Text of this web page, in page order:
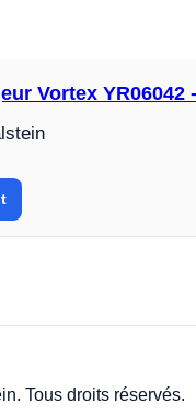
Vortex YR06042
Tous droits réservés.